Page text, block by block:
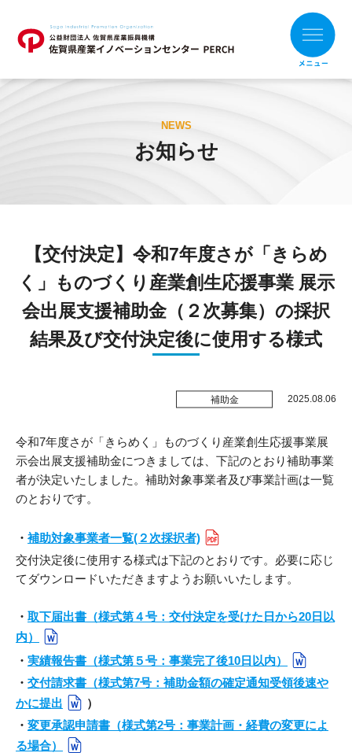
目的別 組織別
補助金の活用
生産性改善・ デジタル化
経営改善
施設利用
貸研修室
貸出図書・DVD
支援事例
お問い合わせ
プライバシーポリシー
サイトポリシー
NEWS
お知らせ
【交付決定】令和7年度さが「きらめ
く」ものづくり産業創生応援事業 展示
会出展支援補助金（２次募集）の採択
結果及び交付決定後に使用する様式
補助金 2025.08.06
令和7年度さが「きらめく」ものづくり産業創生応援事業展
示会出展支援補助金につきましては、下記のとおり補助事業
者が決定いたしました。補助対象事業者及び事業計画は一覧
のとおりです。
・ 補助対象事業者一覧(２次採択者)
交付決定後に使用する様式は下記のとおりです。必要に応じ
てダウンロードいただきますようお願いいたします。
・ 取下届出書（様式第４号：交付決定を受けた日から20日以
内）
・ 実績報告書（様式第５号：事業完了後10日以内）
・ 交付請求書（様式第7号：補助金額の確定通知受領後速や
かに提出
）
・ 変更承認申請書（様式第2号：事業計画・経費の変更によ
る場合）